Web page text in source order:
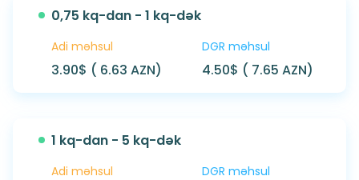
0,75 kq-dan - 1 kq-dək
Adi məhsul
3.90$ ( 6.63 AZN)
DGR məhsul
4.50$ ( 7.65 AZN)
1 kq-dan - 5 kq-dək
Adi məhsul DGR məhsul